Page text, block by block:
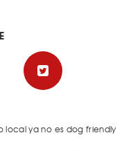
local ya no es dog friendly